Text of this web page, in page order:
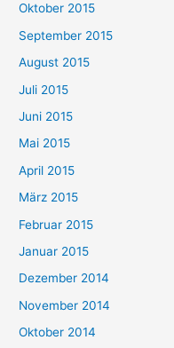
Oktober 2015
September 2015
August 2015
Juli 2015
Juni 2015
Mai 2015
April 2015
März 2015
Februar 2015
Januar 2015
Dezember 2014
November 2014
Oktober 2014